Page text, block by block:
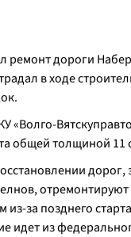
ремонт дороги
в ходе
«Волго-
общей толщиной
отремонтируют
из-за позднего
идет из